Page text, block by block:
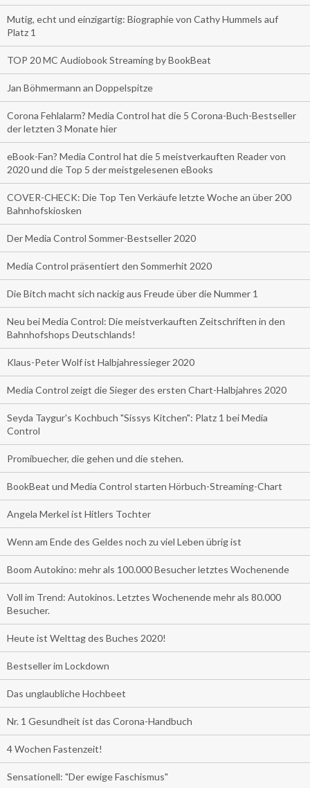
Mutig, echt und einzigartig: Biographie von Cathy Hummels auf
Platz 1
TOP 20 MC Audiobook Streaming by BookBeat
Jan Böhmermann an Doppelspitze
Corona Fehlalarm? Media Control hat die 5 Corona-Buch-Bestseller
der letzten 3 Monate hier
eBook-Fan? Media Control hat die 5 meistverkauften Reader von
2020 und die Top 5 der meistgelesenen eBooks
COVER-CHECK: Die Top Ten Verkäufe letzte Woche an über 200
Bahnhofskiosken
Der Media Control Sommer-Bestseller 2020
Media Control präsentiert den Sommerhit 2020
Die Bitch macht sich nackig aus Freude über die Nummer 1
Neu bei Media Control: Die meistverkauften Zeitschriften in den
Bahnhofshops Deutschlands!
Klaus-Peter Wolf ist Halbjahressieger 2020
Media Control zeigt die Sieger des ersten Chart-Halbjahres 2020
Seyda Taygur's Kochbuch "Sissys Kitchen": Platz 1 bei Media
Control
Promibuecher, die gehen und die stehen.
BookBeat und Media Control starten Hörbuch-Streaming-Chart
Angela Merkel ist Hitlers Tochter
Wenn am Ende des Geldes noch zu viel Leben übrig ist
Boom Autokino: mehr als 100.000 Besucher letztes Wochenende
Voll im Trend: Autokinos. Letztes Wochenende mehr als 80.000
Besucher.
Heute ist Welttag des Buches 2020!
Bestseller im Lockdown
Das unglaubliche Hochbeet
Nr. 1 Gesundheit ist das Corona-Handbuch
4 Wochen Fastenzeit!
Sensationell: "Der ewige Faschismus"